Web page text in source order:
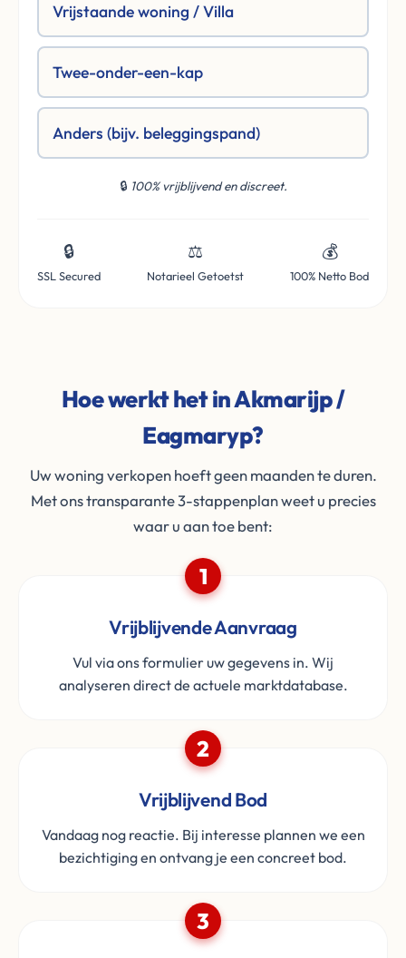
Vrijstaande woning / Villa
Twee-onder-een-kap
Anders (bijv. beleggingspand)
🔒 100% vrijblijvend en discreet.
🔒
SSL Secured
⚖️
Notarieel Getoetst
💰
100% Netto Bod
Hoe werkt het in Akmarijp /
Eagmaryp?
Uw woning verkopen hoeft geen maanden te duren.
Met ons transparante 3-stappenplan weet u precies
waar u aan toe bent:
1
Vrijblijvende Aanvraag
Vul via ons formulier uw gegevens in. Wij
analyseren direct de actuele marktdatabase.
2
Vrijblijvend Bod
Vandaag nog reactie. Bij interesse plannen we een
bezichtiging en ontvang je een concreet bod.
3